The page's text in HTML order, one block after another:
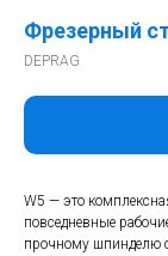
Фрезерный
DEPRAG
W5 — это
повседневные
прочному шпинделю